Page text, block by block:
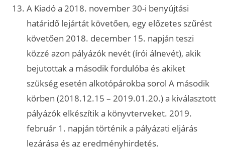
A Kiadó a 2018. november 30-i benyújtási
határidő lejártát követően, egy előzetes szűrést
követően 2018. december 15. napján teszi
közzé azon pályázók nevét (írói álnevét), akik
bejutottak a második fordulóba és akiket
szükség esetén alkotópárokba sorol A második
körben (2018.12.15 – 2019.01.20.) a kiválasztott
pályázók elkészítik a könyvterveket. 2019.
február 1. napján történik a pályázati eljárás
lezárása és az eredményhirdetés.